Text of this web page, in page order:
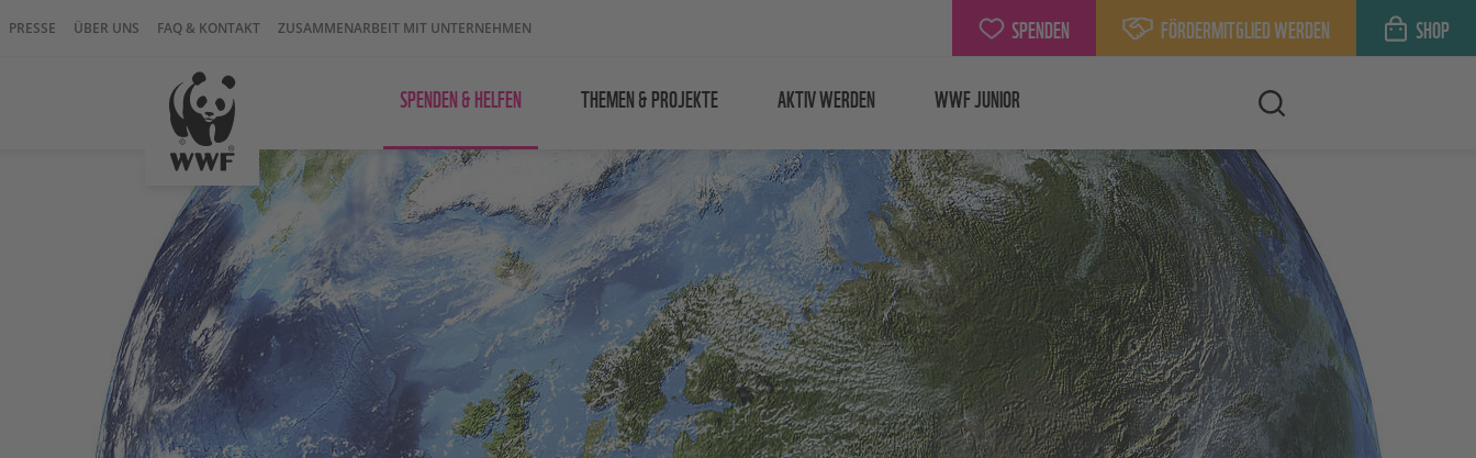
PRESSE ÜBER UNS FAQ & KONTAKT ZUSAMMENARBEIT MIT UNTERNEHMEN SPENDEN FÖRDERMITGLIED WERDEN SHOP
SPENDEN & HELFEN THEMEN & PROJEKTE AKTIV WERDEN WWF JUNIOR